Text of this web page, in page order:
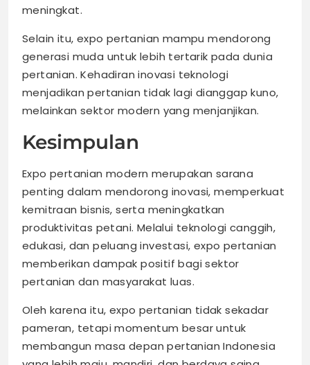
meningkat.
Selain itu, expo pertanian mampu mendorong
generasi muda untuk lebih tertarik pada dunia
pertanian. Kehadiran inovasi teknologi
menjadikan pertanian tidak lagi dianggap kuno,
melainkan sektor modern yang menjanjikan.
Kesimpulan
Expo pertanian modern merupakan sarana
penting dalam mendorong inovasi, memperkuat
kemitraan bisnis, serta meningkatkan
produktivitas petani. Melalui teknologi canggih,
edukasi, dan peluang investasi, expo pertanian
memberikan dampak positif bagi sektor
pertanian dan masyarakat luas.
Oleh karena itu, expo pertanian tidak sekadar
pameran, tetapi momentum besar untuk
membangun masa depan pertanian Indonesia